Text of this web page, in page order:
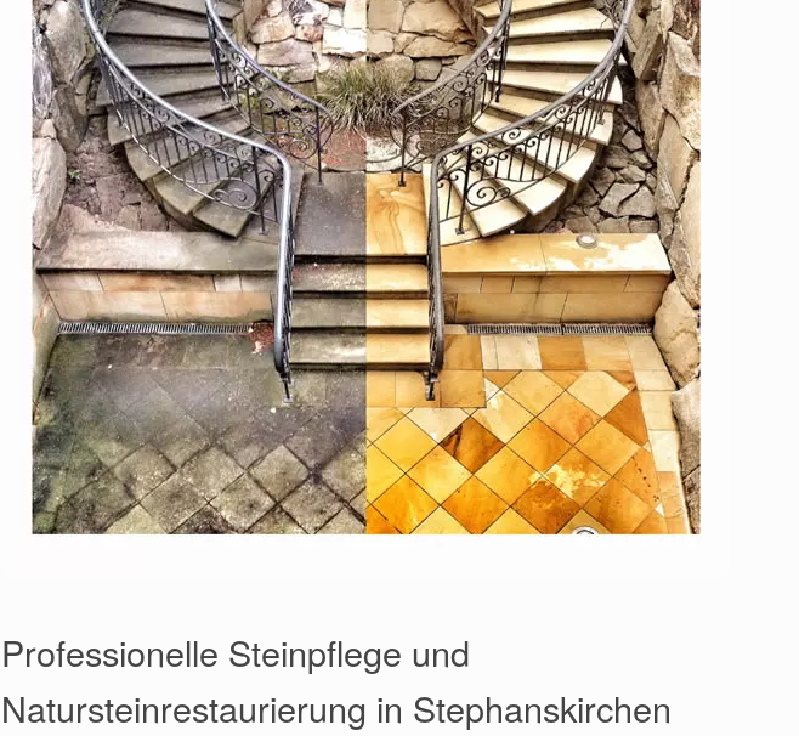
Professionelle Steinpflege und
Natursteinrestaurierung in Stephanskirchen